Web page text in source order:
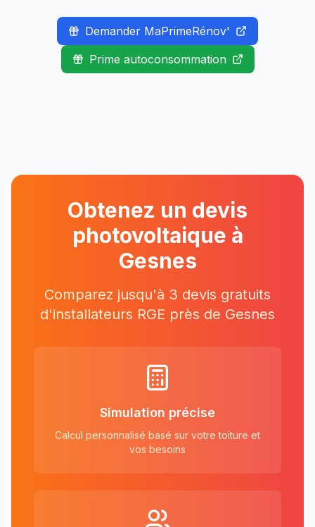
Demander MaPrimeRénov'
Prime autoconsommation
Obtenez un devis
photovoltaique à
Gesnes
Comparez jusqu'à 3 devis gratuits
d'installateurs RGE près de Gesnes
Simulation précise
Calcul personnalisé basé sur votre toiture et
vos besoins